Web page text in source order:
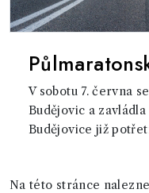
V sobotu 7. června
Budějovic a
Budějovice již
Na této stránce